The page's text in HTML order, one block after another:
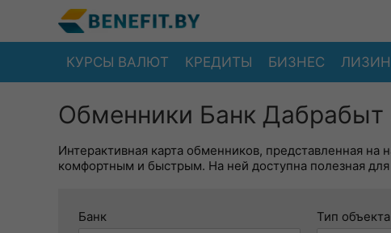
КУРСЫ ВАЛЮТ КРЕДИТЫ БИЗНЕС
Обменники Банк Дабрабыт
Интерактивная карта обменников, представленная
комфортным и быстрым. На ней доступна полезная
Банк Тип объекта